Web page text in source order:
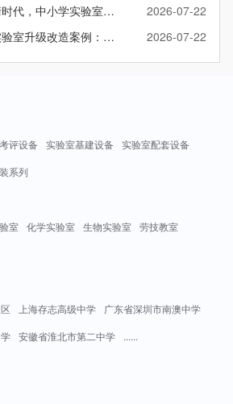
义务教育优质均衡时代，中小学实验室该如何标准化升级？
2026-07-22
甘肃某校理化生实验室升级改造案例：旧貌焕新颜，智教启新程
2026-07-22
评设备 实验室基建设备
实验室配套设备
系列
室 化学实验室 生物实验室 劳技教室
上海存志高级中学
广东省深圳市南澳中学
安徽省淮北市第二中学 ......